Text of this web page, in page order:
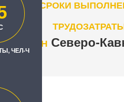
СРОКИ
РЕГИОН Северо-
ЧЕЛ-Ч